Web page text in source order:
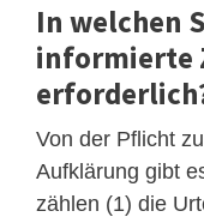
In welchen
informierte
Von der Pflicht
Aufklärung gibt
zählen (1) die